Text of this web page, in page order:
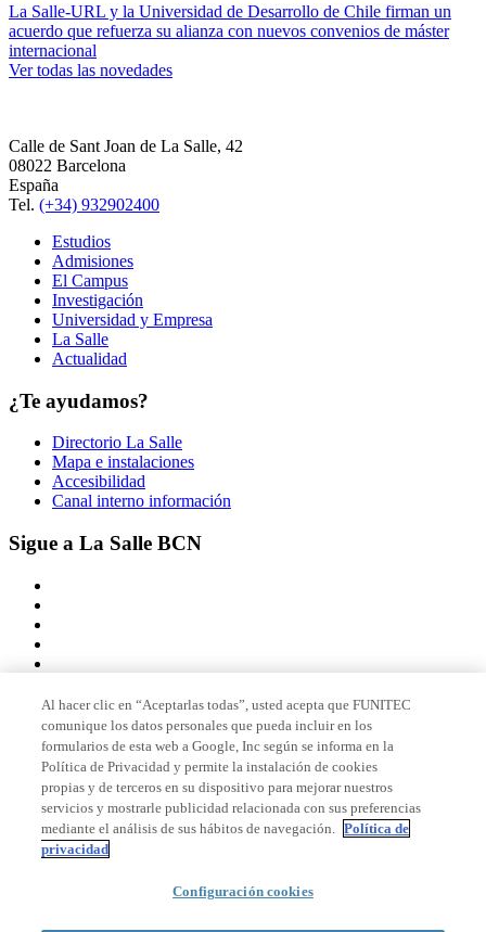
La Salle-URL y la Universidad de Desarrollo de Chile firman un
acuerdo que refuerza su alianza con nuevos convenios de máster
internacional
Ver todas las novedades
Calle de Sant Joan de La Salle, 42
08022 Barcelona
España
Tel. (+34) 932902400
Estudios
Admisiones
El Campus
Investigación
Universidad y Empresa
La Salle
Actualidad
¿Te ayudamos?
Directorio La Salle
Mapa e instalaciones
Accesibilidad
Canal interno información
Sigue a La Salle BCN
Miembro de
Acreditaciones
© 2026 La Salle Campus Barcelona - URL |
Al hacer clic en “Aceptarlas todas”, usted acepta que FUNITEC
comunique los datos personales que pueda incluir en los
formularios de esta web a Google, Inc según se informa en la
Política de Privacidad y permite la instalación de cookies
propias y de terceros en su dispositivo para mejorar nuestros
servicios y mostrarle publicidad relacionada con sus preferencias
mediante el análisis de sus hábitos de navegación. Política de
privacidad
Configuración cookies